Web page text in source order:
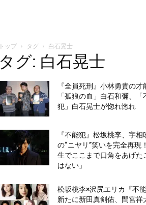
トップ タグ 白石晃士
タグ: 白石晃士
『全員死刑』小林勇貴の才
「孤狼の血」白石和彌、「
犯」白石晃士が惚れ惚れ
『不能犯』松坂桃李、宇相
の“ニヤリ”笑いを完全再現
生でここまで口角をあげた
はない」
松坂桃李×沢尻エリカ『不能
新たに新田真剣佑、間宮祥